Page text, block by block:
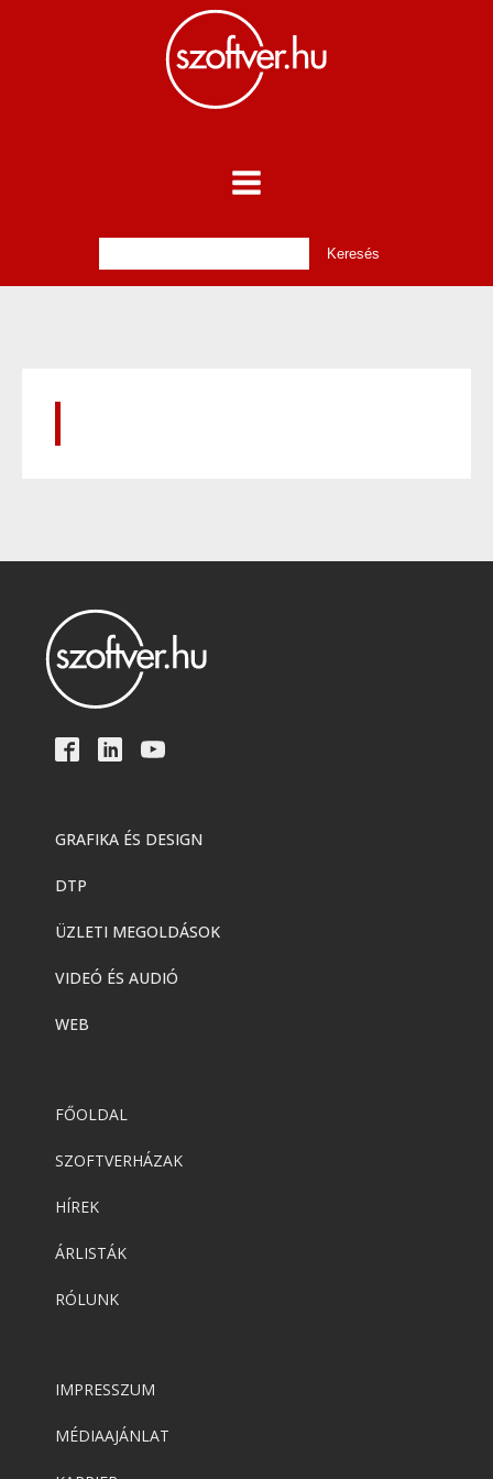
GRAFIKA ÉS DESIGN
DTP
ÜZLETI MEGOLDÁSOK
VIDEÓ ÉS AUDIÓ
WEB
FŐOLDAL
SZOFTVERHÁZAK
HÍREK
ÁRLISTÁK
RÓLUNK
IMPRESSZUM
MÉDIAAJÁNLAT